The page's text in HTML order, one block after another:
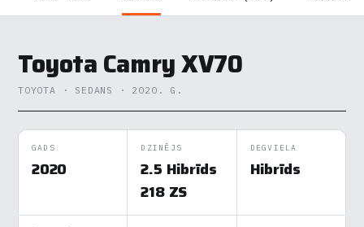
Toyota Camry XV70
TOYOTA · SEDANS · 2020. G.
GADS
2020
DZINĒJS
2.5 Hibrīds
218 ZS
DEGVIELA
Hibrīds